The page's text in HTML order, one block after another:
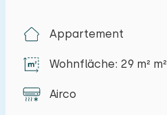
Appartement
Wohnfläche: 29 m² m²
Airco